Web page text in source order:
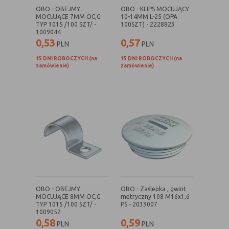
nie powinna uniemożliwić zupełnego
krzystania z niej,
- służą bardzo ważnym funkcjonalnościom
serwisu, ich zablokowanie spowoduje, że
wybrane funkcje nie będą działać
prawidłowo.
niedostępności całości funkcjonalności
serwisu, ale może obniżyć poziom
świadczenia usługi ze względu na brak
możliwości realizacji przez właściciela
witryny przychodów subsydiujących
B. Ze względu na czas przez jaki cookie będzie
OBO - OBEJMY
MOCUJĄCE 7MM OC,G
TYP 1015 /100 SZT/ -
1009044
0,53 PLN
15 DNI ROBOCZYCH (na
zamówienie)
OBO - KLIPS MOCUJĄCY
10-14MM L-25 (OPA
100SZT) - 2228823
0,57PLN
15 DNI ROBOCZYCH (na
zamówienie)
OBO - OBEJMY
MOCUJĄCE 8MM OC,G
TYP 1015 /100 SZT/ -
1009052
0,58PLN
OBO - Zaślepka , gwint
metryczny 108 M16x1,6
PS - 2033007
0,59PLN